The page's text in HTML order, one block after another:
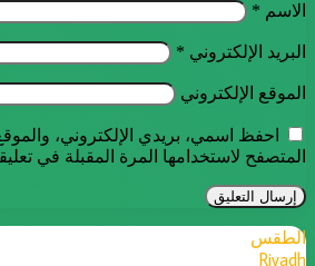
الاسم *
البريد الإلكتروني *
الموقع الإلكتروني
احفظ اسمي، بريدي الإلكتروني،
المتصفح لاستخدامها المرة المقبلة في
الطقس
Riyadh